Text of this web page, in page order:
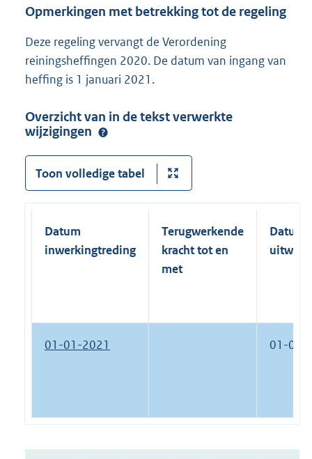
Opmerkingen met betrekking tot de regeling
Deze regeling vervangt de Verordening
reiningsheffingen 2020. De datum van ingang van
heffing is 1 januari 2021.
Overzicht van in de tekst verwerkte
wijzigingen
Toon volledige tabel
Datum
inwerkingtreding
Terugwerkende
kracht tot en
met
Datum
01-01-2021 01-01-